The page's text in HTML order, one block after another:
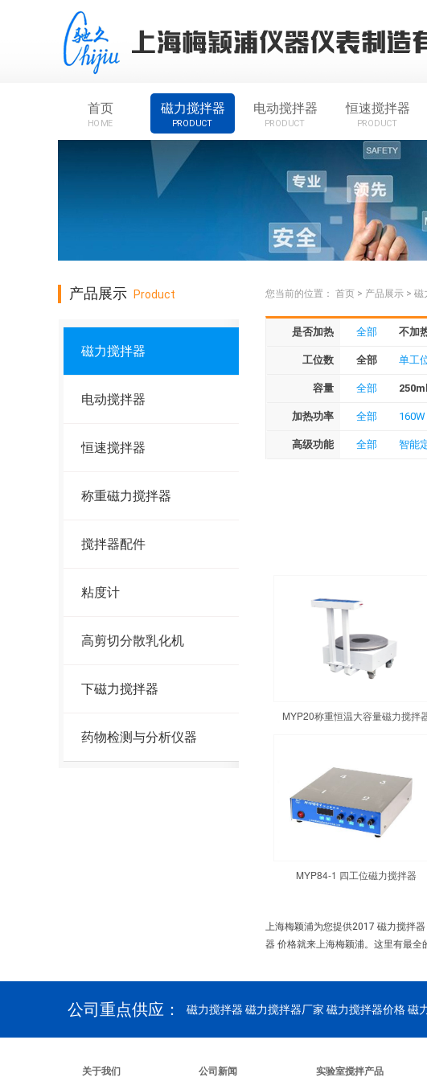
首页
HOME
磁力搅拌器
PRODUCT
电动搅拌器
PRODUCT
恒速搅拌器
PRODUCT
产品展示 Product
磁力搅拌器
电动搅拌器
恒速搅拌器
称重磁力搅拌器
搅拌器配件
粘度计
高剪切分散乳化机
下磁力搅拌器
药物检测与分析仪器
您当前的位置： 首页 > 产品展示 > 磁
是否加热 全部 不加
工位数 全部 单工
容量 全部
加热功率 全部 160W
高级功能 全部 智能
MYP20称重恒温大容量磁力搅拌
MYP84-1 四工位磁力搅拌器
上海梅颖浦为您提供2017 磁力搅拌
器 价格就来上海梅颖浦。这里有最全
公司重点供应： 磁力搅拌器 磁力搅拌器厂家 磁力搅拌器价格 磁
关于我们 公司新闻 实验室搅拌产品